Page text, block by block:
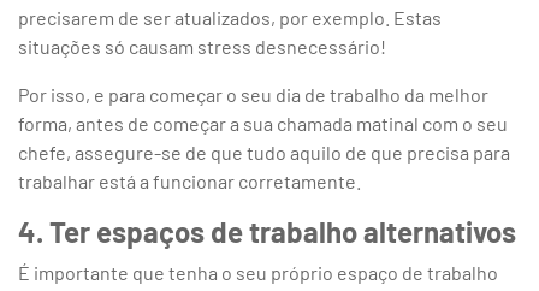
precisarem de ser atualizados, por exemplo. Estas
situações só causam stress desnecessário!
Por isso, e para começar o seu dia de trabalho da melhor
forma, antes de começar a sua chamada matinal com o seu
chefe, assegure-se de que tudo aquilo de que precisa para
trabalhar está a funcionar corretamente.
4. Ter espaços de trabalho alternativos
É importante que tenha o seu próprio espaço de trabalho